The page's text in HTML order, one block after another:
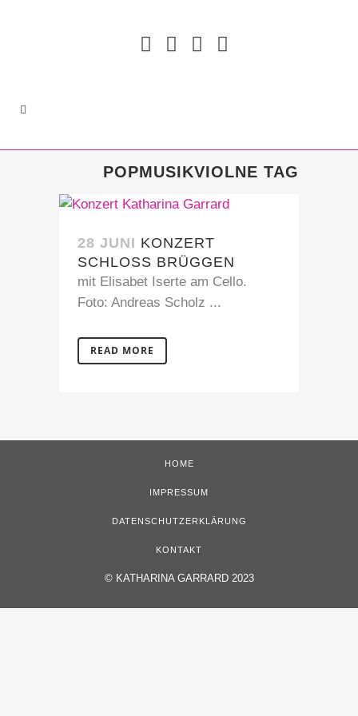
POPMUSIKVIOLNE TAG
28 JUNI KONZERT
SCHLOSS BRÜGGEN
mit Elisabet Iserte am Cello.
Foto: Andreas Scholz ...
READ MORE
HOME
IMPRESSUM
DATENSCHUTZERKLÄRUNG
KONTAKT
© KATHARINA GARRARD 2023